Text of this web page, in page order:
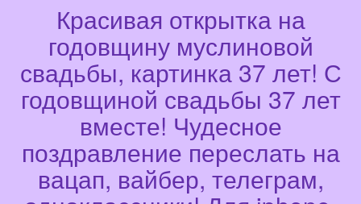
Красивая открытка на
годовщину муслиновой
свадьбы, картинка 37 лет! С
годовщиной свадьбы 37 лет
вместе! Чудесное
поздравление переслать на
вацап, вайбер, телеграм,